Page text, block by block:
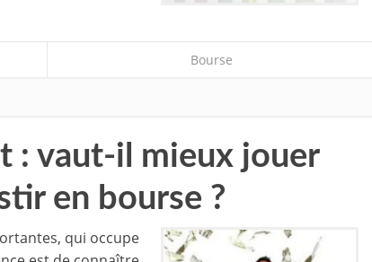
Bourse
: vaut-il mieux jouer
en bourse ?
qui occupe